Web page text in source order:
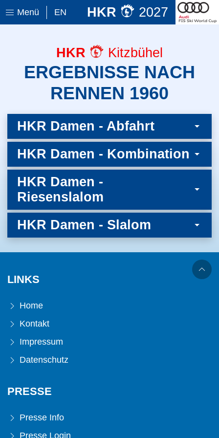
Menü EN HKR 2027
HKR Kitzbühel
ERGEBNISSE NACH
RENNEN 1960
HKR Damen - Abfahrt
HKR Damen - Kombination
HKR Damen -
Riesenslalom
HKR Damen - Slalom
LINKS
Home
Kontakt
Impressum
Datenschutz
PRESSE
Presse Info
Presse Login